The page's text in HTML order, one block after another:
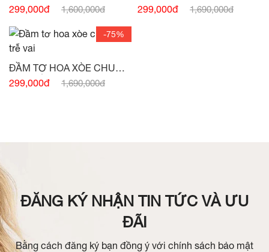
299,000đ 1,600,000đ
CỔ TIM NƠ VAI -(HẾT
299,000đ 1,690,000đ
-75%
ĐẦM TƠ HOA XÒE CHUN
VAI TRỄ VAI -(HẾT HÀNG)
299,000đ 1,690,000đ
ĐĂNG KÝ NHẬN TIN TỨC VÀ ƯU
ĐÃI
Bằng cách đăng ký bạn đồng ý với chính sách bảo mật